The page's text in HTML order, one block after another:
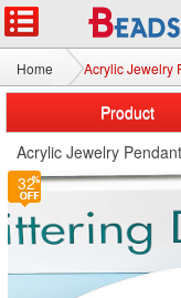
Home Acrylic Jewelry
Product
Acrylic Jewelry
32